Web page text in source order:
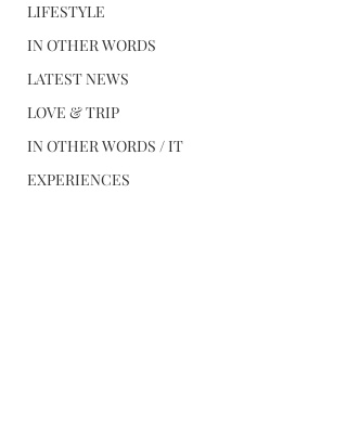
LIFESTYLE
IN OTHER WORDS
LATEST NEWS
LOVE & TRIP
IN OTHER WORDS / IT
EXPERIENCES